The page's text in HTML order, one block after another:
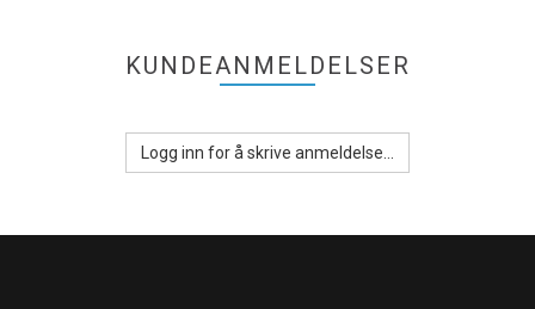
KUNDEANMELDELSER
Logg inn for å skrive anmeldelse...